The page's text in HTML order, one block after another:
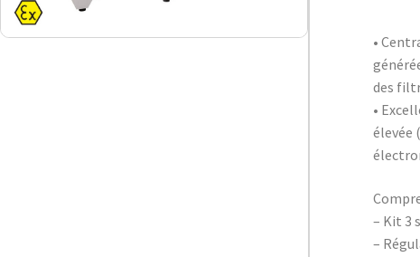
•
des
•
élevée
– Kit 3
–